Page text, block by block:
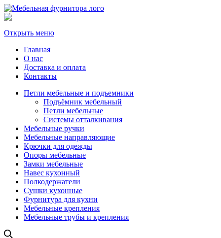
Открыть меню
Главная
О нас
Доставка и оплата
Контакты
Петли мебельные и подъемники
Подъёмник мебельный
Петли мебельные
Системы отталкивания
Мебельные ручки
Мебельные направляющие
Крючки для одежды
Опоры мебельные
Замки мебельные
Навес кухонный
Полкодержатели
Сушки кухонные
Фурнитура для кухни
Мебельные крепления
Мебельные трубы и крепления